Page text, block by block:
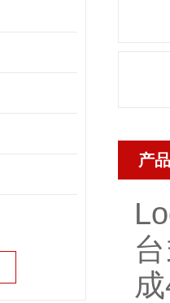
产
成